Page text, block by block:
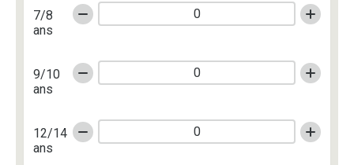
7/8
ans
9/10
ans
12/14
ans